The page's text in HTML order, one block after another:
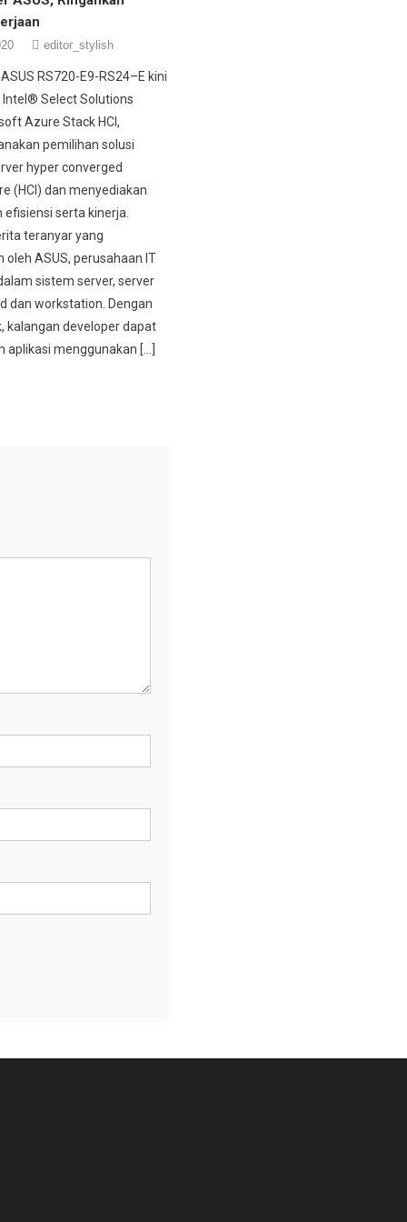
editor_stylish
RS720-E9-RS24–E kini
Select Solutions
Azure Stack HCI,
pemilihan solusi
hyper converged
(HCI) dan menyediakan
serta kinerja.
teranyar yang
oleh ASUS, perusahaan IT
sistem server, server
dan workstation. Dengan
kalangan developer dapat
aplikasi menggunakan […]